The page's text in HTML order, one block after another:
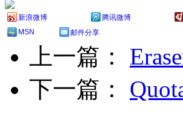
新浪微博 腾讯微博
MSN
邮件分享
上一篇：
下一篇：